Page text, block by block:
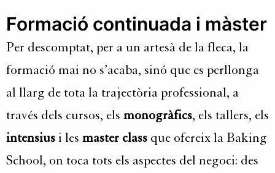
Formació continuada i màster
Per descomptat, per a un artesà de la fleca, la
formació mai no s’acaba, sinó que es perllonga
al llarg de tota la trajectòria professional, a
través dels cursos, els monogràfics, els tallers, els
intensius i les master class que ofereix la Baking
School, on toca tots els aspectes del negoci: des